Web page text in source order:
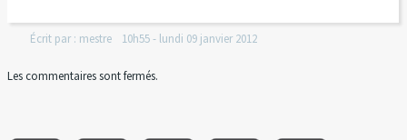
Écrit par : mestre 10h55- lundi 09 janvier 2012
Les commentaires sont fermés.